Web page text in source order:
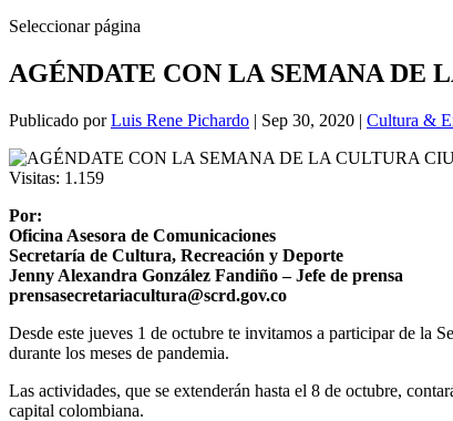
Seleccionar página
AGÉNDATE CON LA SEMANA DE
Publicado porLuis Rene Pichardo | Sep 30, 2020 | Cultura &
Visitas: 1.159
Por:
Oficina Asesora de Comunicaciones
Secretaría de Cultura, Recreación y Deporte
Jenny Alexandra González Fandiño – Jefe de prensa
prensasecretariacultura@scrd.gov.co
Desde este jueves 1 de octubre te invitamos a participar de la
durante los meses de pandemia.
Las actividades, que se extenderán hasta el 8 de octubre,
capital colombiana.